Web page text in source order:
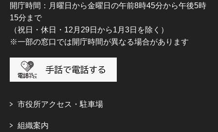
開庁時間：月曜日から金曜日の午前8時45分から午後5時
15分まで
（祝日・休日・12月29日から1月3日を除く）
※一部の窓口では開庁時間が異なる場合があります
市役所アクセス・駐車場
組織案内